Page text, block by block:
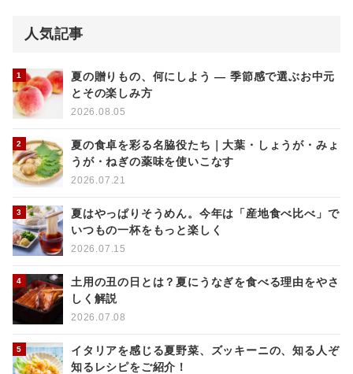
人気記事
夏の贈りもの、何にしよう ― 季節感で選ぶお中元
とその楽しみ方
2026.08.05
夏の食卓を彩る名脇役たち｜大葉・しょうが・みょ
うが・ねぎの薬味を使いこなす
2026.07.21
夏はやっぱりそうめん。今年は「産地食べ比べ」で
いつもの一杯をもっと楽しく
2026.07.15
土用の丑の日とは？夏にうなぎを食べる理由をやさ
しく解説
2026.07.08
イタリアを感じる夏野菜、ズッキーニの、知る人ぞ
知るレシピをご紹介！